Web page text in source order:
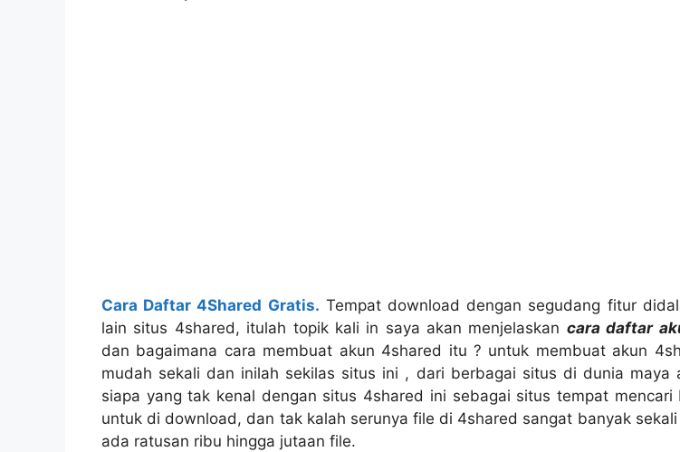
Cara Daftar 4Shared Gratis. Tempat download dengan segudang fitur
lain situs 4shared, itulah topik kali in saya akan menjelaskan cara daftar
dan bagaimana cara membuat akun 4shared itu ? untuk membuat akun
mudah sekali dan inilah sekilas situs ini , dari berbagai situs di dunia maya
siapa yang tak kenal dengan situs 4shared ini sebagai situs tempat mencari
untuk di download, dan tak kalah serunya file di 4shared sangat banyak
ada ratusan ribu hingga jutaan file.